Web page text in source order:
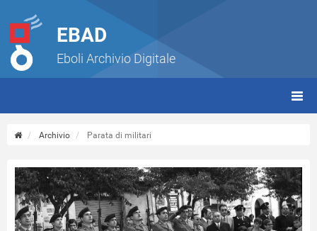
EBAD
Eboli Archivio Digitale
Archivio Parata di militari